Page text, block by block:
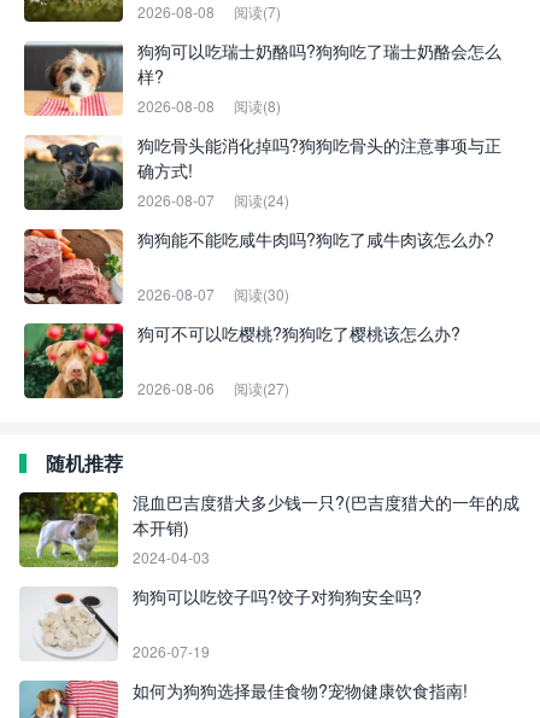
2026-08-08 阅读(7)
狗狗可以吃瑞士奶酪吗?狗狗吃了瑞士奶酪会怎么
样?
2026-08-08 阅读(8)
狗吃骨头能消化掉吗?狗狗吃骨头的注意事项与正
确方式!
2026-08-07 阅读(24)
狗狗能不能吃咸牛肉吗?狗吃了咸牛肉该怎么办?
2026-08-07 阅读(30)
狗可不可以吃樱桃?狗狗吃了樱桃该怎么办?
2026-08-06 阅读(27)
随机推荐
混血巴吉度猎犬多少钱一只?(巴吉度猎犬的一年的成
本开销)
2024-04-03
狗狗可以吃饺子吗?饺子对狗狗安全吗?
2026-07-19
如何为狗狗选择最佳食物?宠物健康饮食指南!